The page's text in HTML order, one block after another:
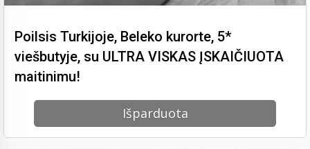
Poilsis Turkijoje, Beleko kurorte, 5*
viešbutyje, su ULTRA VISKAS ĮSKAIČIUOTA
maitinimu!
Išparduota